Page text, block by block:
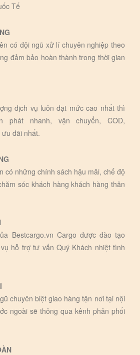
Tế
có đội ngũ xử lí chuyên nghiệp theo
đảm bảo hoàn thành trong thời gian
dịch vụ luôn đạt mức cao nhất thì
phát nhanh, vận chuyển, COD,
đãi nhất.
có những chính sách hậu mãi, chế độ
sóc khách hàng khách hàng thân
Bestcargo.vn Cargo được đào tạo
hỗ trợ tư vấn Quý Khách nhiệt tình
chuyên biệt giao hàng tận nơi tại nội
ngoài sẽ thông qua kênh phân phối